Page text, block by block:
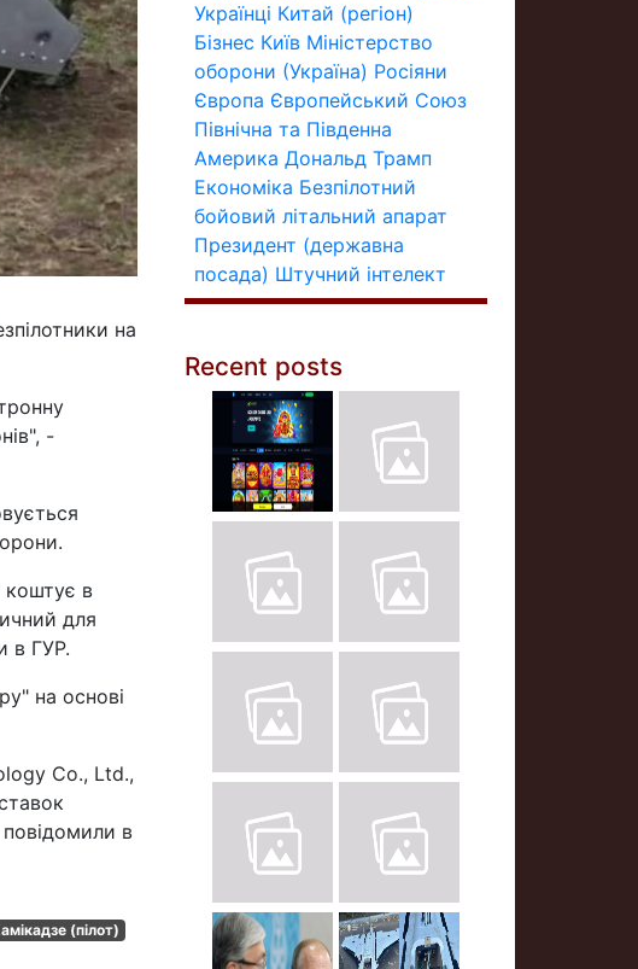
на
-
коштує в
для
в ГУР.
на основі
Co., Ltd.,
в
(пілот)
Українці Китай (регіон)
Бізнес Київ Міністерство
оборони (Україна) Росіяни
Європа Європейський Союз
Північна та Південна
Америка Дональд Трамп
Економіка Безпілотний
бойовий літальний апарат
Президент (державна
посада) Штучний інтелект
Recent posts